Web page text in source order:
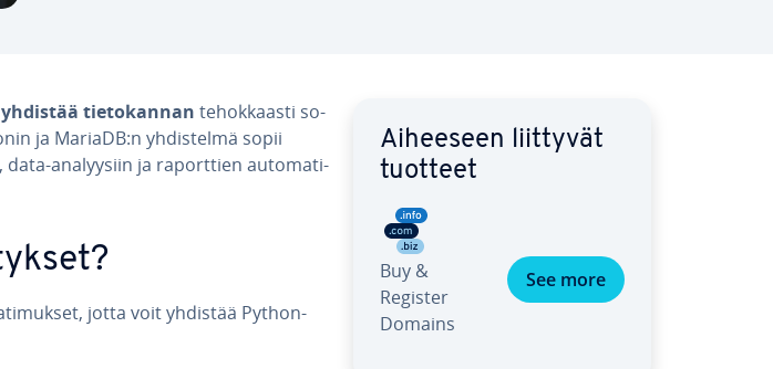
yhdistää tie­to­kan­nan te­hok­kaas­ti so­
ja MariaDB:n yh­dis­tel­mä sopii
data-ana­lyy­siin ja ra­port­tien au­to­ma­ti­
jotta voit yhdistää Python-
Aiheeseen liittyvät
tuotteet
Buy &
Register
Domains
See more